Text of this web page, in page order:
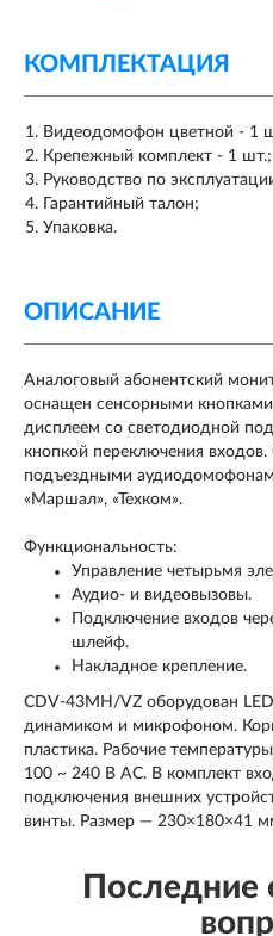
КОМПЛЕКТАЦИЯ
Видеодомофон цветной - 1
Крепежный комплект - 1 шт.;
Руководство по
Гарантийный талон;
Упаковка.
ОПИСАНИЕ
Аналоговый абонентский
оснащен сенсорными
дисплеем со светодиодной
кнопкой переключения
подъездными
«Маршал», «Техком».
Функциональность:
Управление четырьмя
Аудио- и видеовызовы.
Подключение входов
шлейф.
Накладное крепление.
CDV-43MH/VZ оборудован
динамиком и микрофоном.
пластика. Рабочие
100 ~ 240 В AC. В комплект
подключения внешних
винты. Размер — 230×180×41
Последние